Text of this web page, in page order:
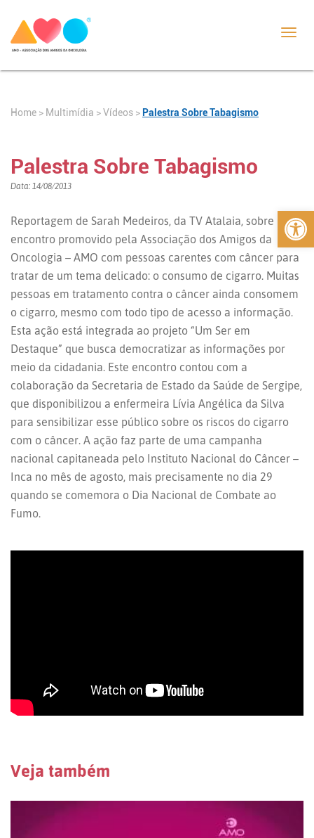
Abrir
Home > Multimídia >Vídeos > Palestra Sobre Tabagismo
Palestra Sobre Tabagismo
Data: 14/08/2013
Reportagem de Sarah Medeiros, da TV Atalaia, sobre
encontro promovido pela Associação dos Amigos da
Oncologia – AMO com pessoas carentes com câncer para
tratar de um tema delicado: o consumo de cigarro. Muitas
pessoas em tratamento contra o câncer ainda consomem
o cigarro, mesmo com todo tipo de acesso a informação.
Esta ação está integrada ao projeto “Um Ser em
Destaque” que busca democratizar as informações por
meio da cidadania. Este encontro contou com a
colaboração da Secretaria de Estado da Saúde de Sergipe,
que disponibilizou a enfermeira Lívia Angélica da Silva
para sensibilizar esse público sobre os riscos do cigarro
com o câncer. A ação faz parte de uma campanha
nacional capitaneada pelo Instituto Nacional do Câncer –
Inca no mês de agosto, mais precisamente no dia 29
quando se comemora o Dia Nacional de Combate ao
Fumo.
Veja também